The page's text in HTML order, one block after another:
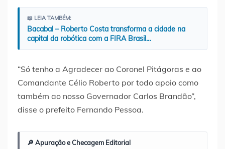
📖 LEIA TAMBÉM:
Bacabal – Roberto Costa transforma a cidade na
capital da robótica com a FIRA Brasil…
“Só tenho a Agradecer ao Coronel Pitágoras e ao
Comandante Célio Roberto por todo apoio como
também ao nosso Governador Carlos Brandão”,
disse o prefeito Fernando Pessoa.
🔎 Apuração e Checagem Editorial